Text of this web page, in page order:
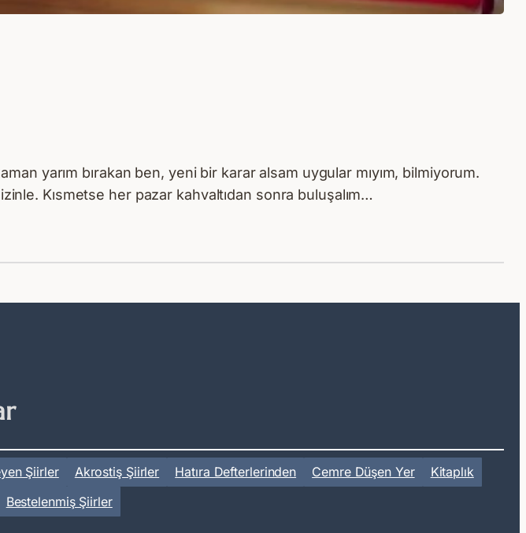
yarım bırakan ben, yeni bir karar alsam uygular mıyım, bilmiyorum.
Kısmetse her pazar kahvaltıdan sonra buluşalım…
Şiirler Akrostiş Şiirler Hatıra Defterlerinden Cemre Düşen Yer
Kitaplık
Bestelenmiş Şiirler